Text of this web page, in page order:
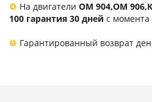
❹ На двигатели ОМ 904,ОМ
100 гарантия 30 дней с момента
❺ Гарантированный возврат